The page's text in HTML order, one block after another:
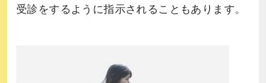
受診をするように指示されることもあります。